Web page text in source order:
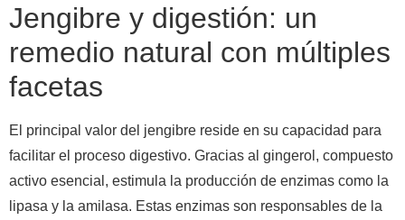
Jengibre y digestión: un
remedio natural con múltiples
facetas
El principal valor del jengibre reside en su capacidad para
facilitar el proceso digestivo. Gracias al gingerol, compuesto
activo esencial, estimula la producción de enzimas como la
lipasa y la amilasa. Estas enzimas son responsables de la